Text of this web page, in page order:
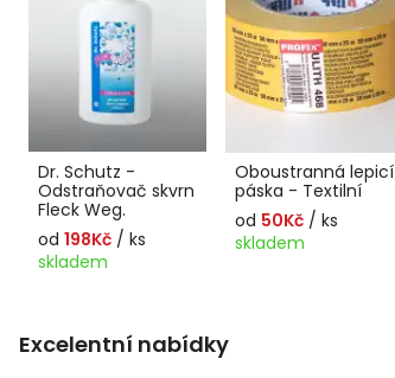
Dr. Schutz -
Odstraňovač skvrn
Fleck Weg.
od 198Kč / ks
skladem
Oboustranná lepicí
páska - Textilní
od 50Kč / ks
skladem
Excelentní nabídky